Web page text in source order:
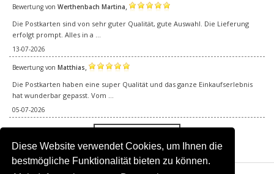
Diese Website verwendet Cookies, um Ihnen die
bestmögliche Funktionalität bieten zu können.
Bewertung von Werthenbach Martina,
Die Postkarten sind von sehr guter Qualität, gute Auswahl. Die Lieferung
erfolgt prompt. Alles in a ...
13-07-2026
Bewertung von Matthias,
Die Postkarten haben eine super Qualität und das ganze Einkaufserlebnis
hat wunderbar gepasst. Vom ...
05-07-2026